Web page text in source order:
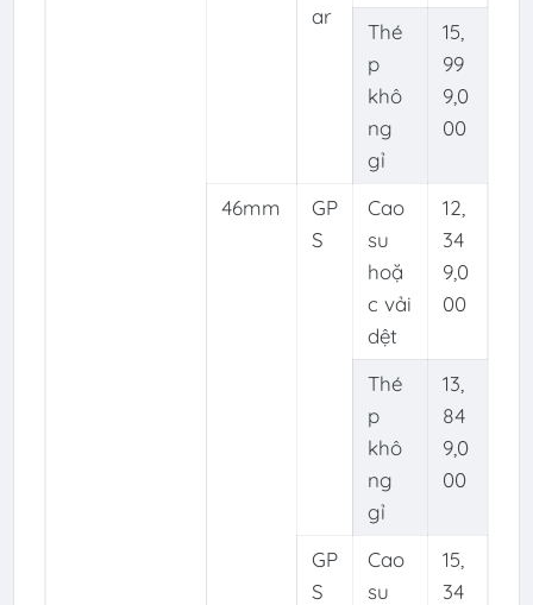
ar
Thé
p
khô
ng
gỉ
15,
99
9,0
00
46mm
GP
S
Cao
su
hoặ
c vải
dệt
12,
34
9,0
00
Thé
p
khô
ng
gỉ
13,
84
9,0
00
GP
S
Cao
su
15,
34